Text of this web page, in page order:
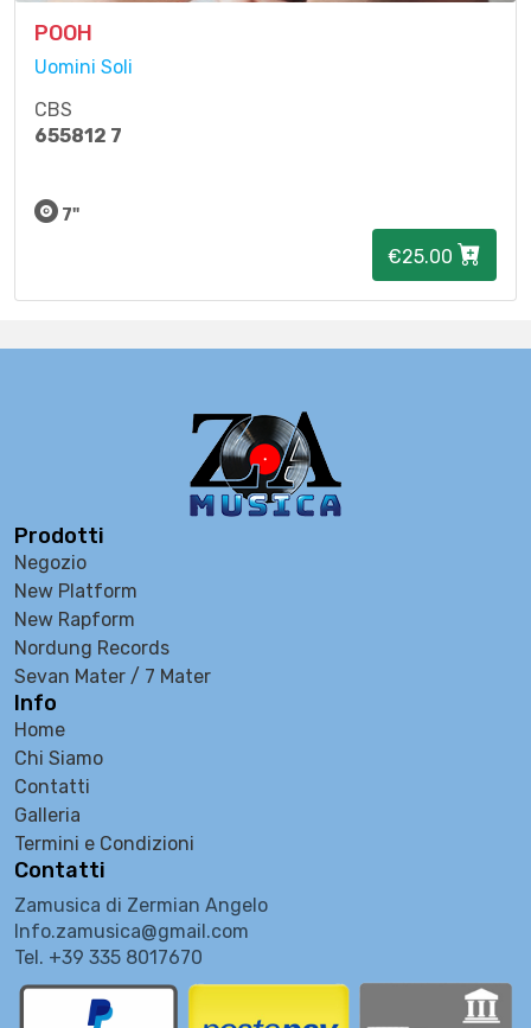
POOH
Uomini Soli
CBS
655812 7
7"
€25.00
Prodotti
Negozio
New Platform
New Rapform
Nordung Records
Sevan Mater / 7 Mater
Info
Home
Chi Siamo
Contatti
Galleria
Termini e Condizioni
Contatti
Zamusica di Zermian Angelo
Info.zamusica@gmail.com
Tel. +39 335 8017670